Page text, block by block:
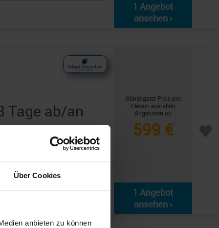
Über Cookies
anbieten zu können
1 Angebot
ansehen ›
Tage ab/an
- Grand Turk -
Günstigster Preis pro
Person aus allen
Angeboten ab
599 €
1 Angebot
ansehen ›